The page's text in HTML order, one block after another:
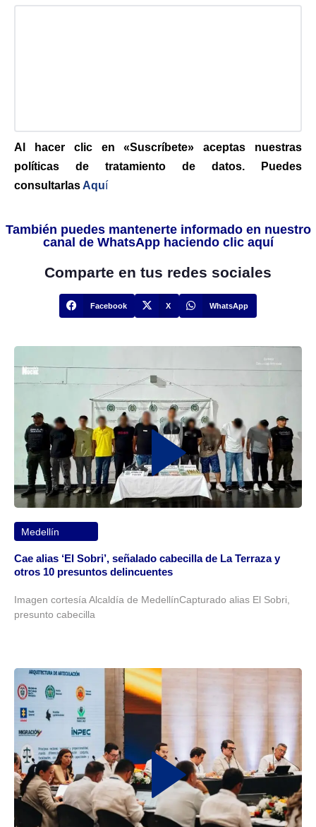
Al hacer clic en «Suscríbete» aceptas nuestras
políticas de tratamiento de datos. Puedes
consultarlas Aquí
También puedes mantenerte informado en nuestro
canal de WhatsApp haciendo clic aquí
Comparte en tus redes sociales
Facebook X WhatsApp
Medellín
Cae alias ‘El Sobri’, señalado cabecilla de La Terraza y
otros 10 presuntos delincuentes
Imagen cortesía Alcaldía de MedellínCapturado alias El Sobri,
presunto cabecilla